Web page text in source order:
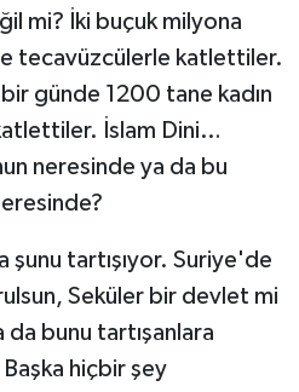
mi? İki buçuk milyona
tecavüzcülerle katlettiler.
günde 1200 tane kadın
İslam Dini…
neresinde ya da bu
şunu tartışıyor. Suriye'de
Seküler bir devlet mi
da bunu tartışanlara
hiçbir şey